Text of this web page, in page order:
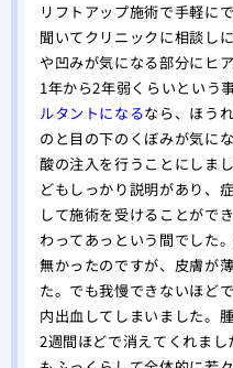
リフトアップ施術で手軽に
聞いてクリニックに相談し
や凹みが気になる部分にヒ
1年から2年弱くらいという
ルタントになるなら、ほう
のと目の下のくぼみが気に
酸の注入を行うことにしま
どもしっかり説明があり、
して施術を受けることがで
わってあっという間でした
無かったのですが、皮膚が
た。でも我慢できないほど
内出血してしまいました。
2週間ほどで消えてくれま